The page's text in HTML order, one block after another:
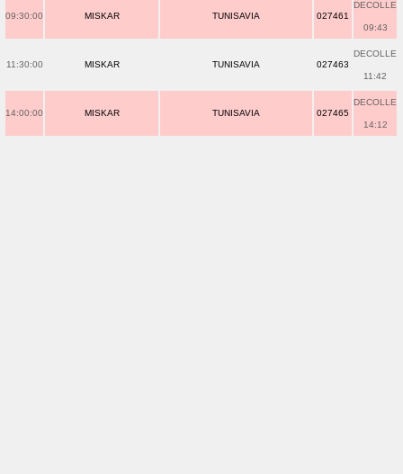
09:30:00 MISKAR TUNISAVIA 027461
DECOLLE
09:43
11:30:00 MISKAR TUNISAVIA 027463
DECOLLE
11:42
14:00:00 MISKAR TUNISAVIA 027465
DECOLLE
14:12